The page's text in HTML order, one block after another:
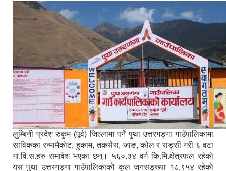
लुम्बिनी प्रदेश रुकुम (पूर्व) जिल्लामा पर्ने पुथा उत्तरगङ्गा गाउँपालिकामा
साविकका रन्मामैकोट, हुकाम, तकसेरा, जाङ, कोल र राङ्सी गरी ६ वटा
गा.वि.स.हरु समावेश भएका छन्। ५६०.३४ वर्ग कि.मि.क्षेत्रफल रहेको
यस पुथा उत्तरगङ्गा गाउँपालिकाको कुल जनसङ्ख्या १८,९५४ रहेको